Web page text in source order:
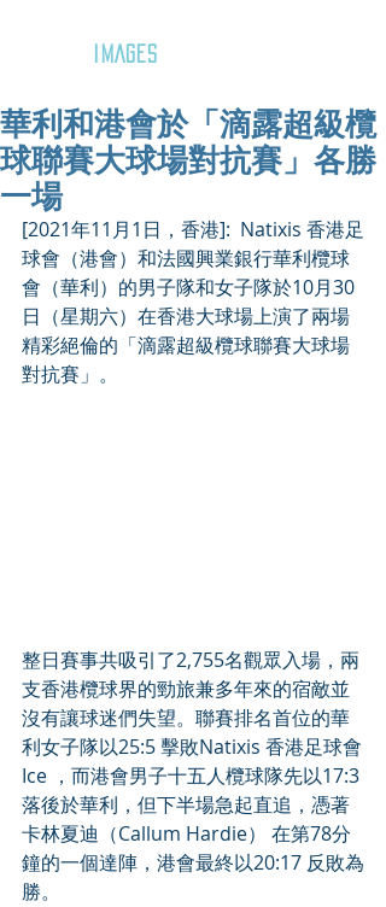
IMAGES
華利和港會於「滴露超級欖
球聯賽大球場對抗賽」各勝
一場
[2021年11月1日，香港]:  Natixis 香港足
球會（港會）和法國興業銀行華利欖球
會（華利）的男子隊和女子隊於10月30
日（星期六）在香港大球場上演了兩場
精彩絕倫的「滴露超級欖球聯賽大球場
對抗賽」。
整日賽事共吸引了2,755名觀眾入場，兩
支香港欖球界的勁旅兼多年來的宿敵並
沒有讓球迷們失望。聯賽排名首位的華
利女子隊以25:5 擊敗Natixis 香港足球會
Ice ，而港會男子十五人欖球隊先以17:3
落後於華利，但下半場急起直追，憑著
卡林夏迪（Callum Hardie） 在第78分
鐘的一個達陣，港會最終以20:17 反敗為
勝。